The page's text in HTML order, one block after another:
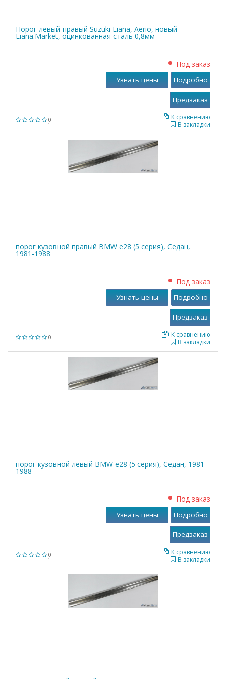
Порог левый-правый Suzuki Liana, Aerio, новый
Liana.Market, оцинкованная сталь 0,8мм
0
Под заказ
В закладки
К сравнению
Узнать цены Подробно
порог кузовной правый BMW е28 (5 серия), Седан,
1981-1988
0
Под заказ
В закладки
К сравнению
Узнать цены Подробно
порог кузовной левый BMW е28 (5 серия), Седан, 1981-
1988
0
Под заказ
В закладки
К сравнению
Узнать цены Подробно